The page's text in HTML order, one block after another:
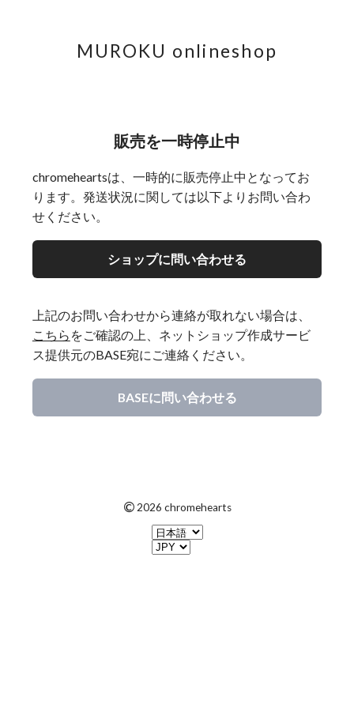
MUROKU onlineshop
販売を一時停止中
chromeheartsは、一時的に販売停止中となってお
ります。発送状況に関しては以下よりお問い合わ
せください。
ショップに問い合わせる
上記のお問い合わせから連絡が取れない場合は、
こちら をご確認の上、ネットショップ作成サービ
ス提供元のBASE宛にご連絡ください。
BASEに問い合わせる
© 2026 chromehearts